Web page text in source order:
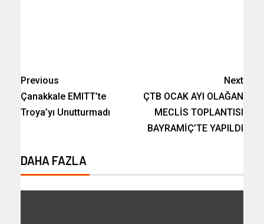
Previous
Çanakkale EMITT’te
Troya’yı Unutturmadı
Next
ÇTB OCAK AYI OLAĞAN
MECLİS TOPLANTISI
BAYRAMİÇ’TE YAPILDI
DAHA FAZLA